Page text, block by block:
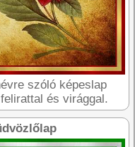
szóló képeslap
és virággal.